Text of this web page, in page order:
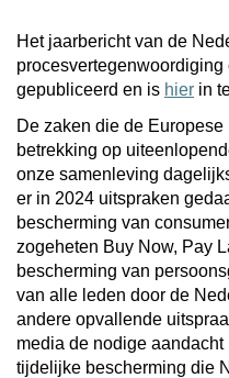
Het jaarbericht van de
gepubliceerd en is hier in
De zaken die de
betrekking op
onze samenleving
er in 2024 uitspraken
bescherming van
zogeheten Buy Now, Pay
bescherming van
van alle leden door de
andere opvallende
media de nodige
tijdelijke bescherming die